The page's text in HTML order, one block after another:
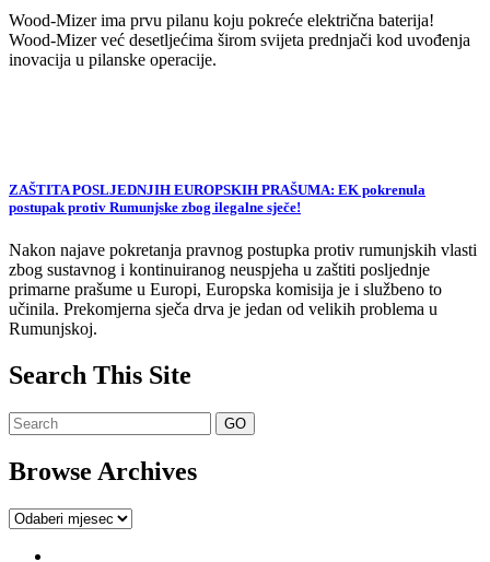
Wood-Mizer ima prvu pilanu koju pokreće električna baterija!
Wood-Mizer već desetljećima širom svijeta prednjači kod uvođenja
inovacija u pilanske operacije.
ZAŠTITA POSLJEDNJIH EUROPSKIH PRAŠUMA: EK pokrenula
postupak protiv Rumunjske zbog ilegalne sječe!
Nakon najave pokretanja pravnog postupka protiv rumunjskih vlasti
zbog sustavnog i kontinuiranog neuspjeha u zaštiti posljednje
primarne prašume u Europi, Europska komisija je i službeno to
učinila. Prekomjerna sječa drva je jedan od velikih problema u
Rumunjskoj.
Search This Site
Browse Archives
Browse